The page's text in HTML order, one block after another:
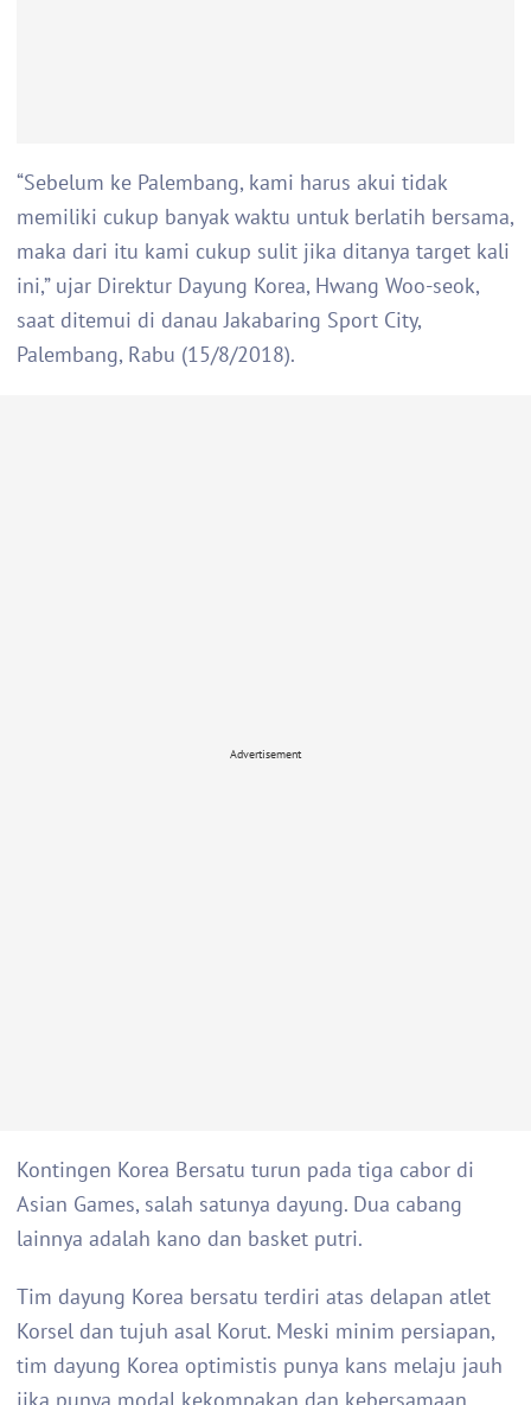
“Sebelum ke Palembang, kami harus akui tidak
memiliki cukup banyak waktu untuk berlatih bersama,
maka dari itu kami cukup sulit jika ditanya target kali
ini,” ujar Direktur Dayung Korea, Hwang Woo-seok,
saat ditemui di danau Jakabaring Sport City,
Palembang, Rabu (15/8/2018).
Advertisement
Kontingen Korea Bersatu turun pada tiga cabor di
Asian Games, salah satunya dayung. Dua cabang
lainnya adalah kano dan basket putri.
Tim dayung Korea bersatu terdiri atas delapan atlet
Korsel dan tujuh asal Korut. Meski minim persiapan,
tim dayung Korea optimistis punya kans melaju jauh